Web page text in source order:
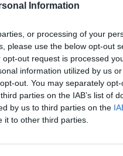
Information
or processing of your
please use the below opt-out
out request is processed
information utilized by us
out. You may separately
parties on the IAB’s list of
by us to third parties on the
it to other third parties.
développeurs du
plaisir pour nous tous,
vous recherchiez Maître
jour tous les jours
vos signets afin que
les